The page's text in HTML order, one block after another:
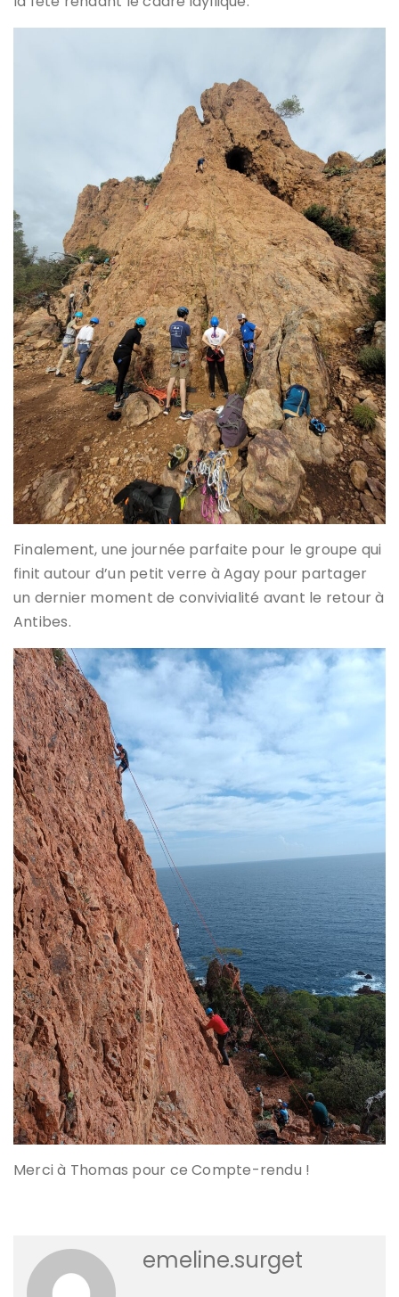
Finalement, une journée parfaite pour le groupe qui
finit autour d’un petit verre à Agay pour partager
un dernier moment de convivialité avant le retour à
Antibes.
Merci à Thomas pour ce Compte-rendu !
emeline.surget